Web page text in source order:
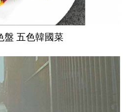
盤 五色韓國菜